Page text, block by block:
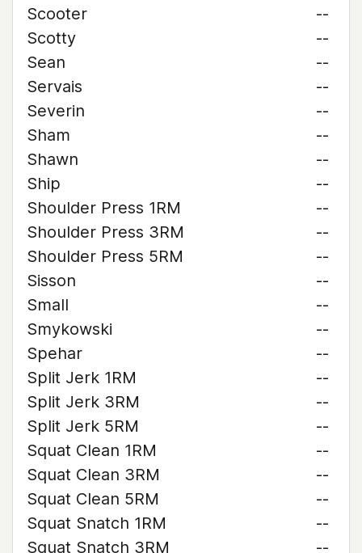
Scooter
--
Scotty
--
Sean
--
Servais
--
Severin
--
Sham
--
Shawn
--
Ship
--
Shoulder Press 1RM
--
Shoulder Press 3RM
--
Shoulder Press 5RM
--
Sisson
--
Small
--
Smykowski
--
Spehar
--
Split Jerk 1RM
--
Split Jerk 3RM
--
Split Jerk 5RM
--
Squat Clean 1RM
--
Squat Clean 3RM
--
Squat Clean 5RM
--
Squat Snatch 1RM
--
Squat Snatch 3RM
--